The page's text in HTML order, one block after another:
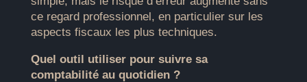
ce regard professionnel, en particulier sur les
aspects fiscaux les plus techniques.
Quel outil utiliser pour suivre sa
comptabilité au quotidien ?